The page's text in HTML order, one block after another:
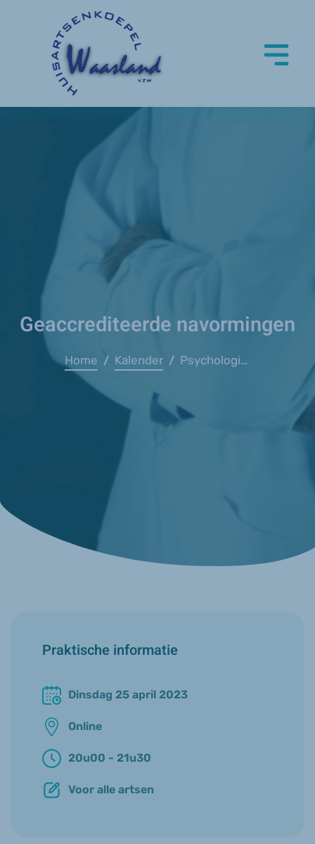
Geaccrediteerde navormingen
Home / Kalender / Psychologische Zorg in de eerste lijn: de kracht van samenwerking
Praktische informatie
Dinsdag 25 april 2023
Online
20u00 - 21u30
Voor alle artsen